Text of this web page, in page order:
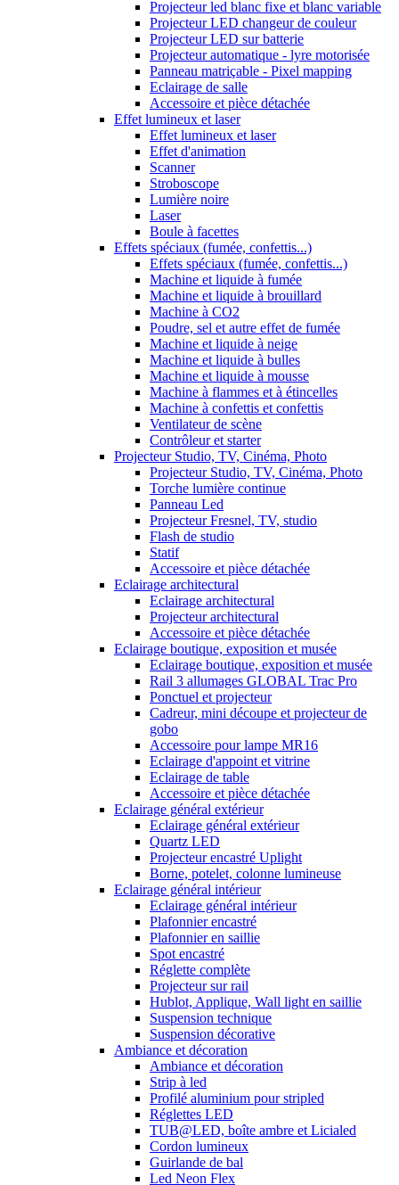
Projecteur led blanc fixe et blanc variable
Projecteur LED changeur de couleur
Projecteur LED sur batterie
Projecteur automatique - lyre motorisée
Panneau matriçable - Pixel mapping
Eclairage de salle
Accessoire et pièce détachée
Effet lumineux et laser
Effet lumineux et laser
Effet d'animation
Scanner
Stroboscope
Lumière noire
Laser
Boule à facettes
Effets spéciaux (fumée, confettis...)
Effets spéciaux (fumée, confettis...)
Machine et liquide à fumée
Machine et liquide à brouillard
Machine à CO2
Poudre, sel et autre effet de fumée
Machine et liquide à neige
Machine et liquide à bulles
Machine et liquide à mousse
Machine à flammes et à étincelles
Machine à confettis et confettis
Ventilateur de scène
Contrôleur et starter
Projecteur Studio, TV, Cinéma, Photo
Projecteur Studio, TV, Cinéma, Photo
Torche lumière continue
Panneau Led
Projecteur Fresnel, TV, studio
Flash de studio
Statif
Accessoire et pièce détachée
Eclairage architectural
Eclairage architectural
Projecteur architectural
Accessoire et pièce détachée
Eclairage boutique, exposition et musée
Eclairage boutique, exposition et musée
Rail 3 allumages GLOBAL Trac Pro
Ponctuel et projecteur
Cadreur, mini découpe et projecteur de
gobo
Accessoire pour lampe MR16
Eclairage d'appoint et vitrine
Eclairage de table
Accessoire et pièce détachée
Eclairage général extérieur
Eclairage général extérieur
Quartz LED
Projecteur encastré Uplight
Borne, potelet, colonne lumineuse
Eclairage général intérieur
Eclairage général intérieur
Plafonnier encastré
Plafonnier en saillie
Spot encastré
Réglette complète
Projecteur sur rail
Hublot, Applique, Wall light en saillie
Suspension technique
Suspension décorative
Ambiance et décoration
Ambiance et décoration
Strip à led
Profilé aluminium pour stripled
Réglettes LED
TUB@LED, boîte ambre et Licialed
Cordon lumineux
Guirlande de bal
Led Neon Flex